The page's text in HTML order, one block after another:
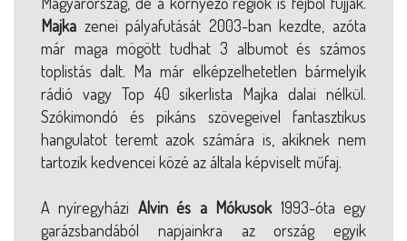
Majka zenei pályafutását 2003-ban kezdte, azóta
már maga mögött tudhat 3 albumot és számos
toplistás dalt. Ma már elképzelhetetlen bármelyik
rádió vagy Top 40 sikerlista Majka dalai nélkül.
Szókimondó és pikáns szövegeivel fantasztikus
hangulatot teremt azok számára is, akiknek nem
tartozik kedvencei közé az általa képviselt műfaj.
A nyíregyházi Alvin és a Mókusok1993-óta egy
garázsbandából napjainkra az ország egyik